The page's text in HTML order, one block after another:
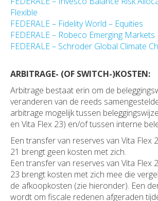
Flexible
FEDERALE – Fidelity World – Equities
FEDERALE – Robeco Emerging Markets
FEDERALE – Schroder Global Climate
ARBITRAGE- (OF SWITCH-)KOSTEN:
Arbitrage bestaat erin om de
veranderen van de reeds
arbitrage mogelijk tussen
en Vita Flex 23) en/of tussen interne
Een transfer van reserves van Vita Flex
21 brengt geen kosten met zich.
Een transfer van reserves van Vita Flex
23 brengt kosten met zich mee die
de afkoopkosten (zie hieronder). Een
wordt om fiscale redenen afgeraden